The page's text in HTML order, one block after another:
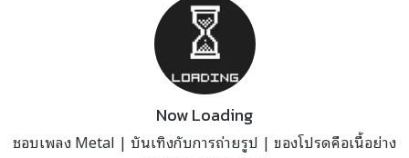
Now Loading
ชอบเพลง Metal | บันเทิงกับการถ่ายรูป | ของโปรดคือเนื้อย่าง